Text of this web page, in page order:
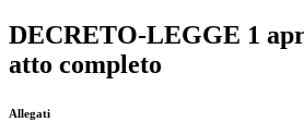
DECRETO-LEGGE 1
atto completo
Allegati